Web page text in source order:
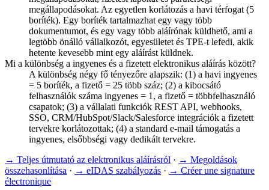
megállapodásokat. Az egyetlen korlátozás a havi térfogat (5
boríték). Egy boríték tartalmazhat egy vagy több
dokumentumot, és egy vagy több aláírónak küldhető, ami a
legtöbb önálló vállalkozót, egyesületet és TPE-t lefedi, akik
hetente kevesebb mint egy aláírást küldnek.
Mi a különbség a ingyenes és a fizetett elektronikus aláírás között?
A különbség négy fő tényezőre alapszik: (1) a havi ingyenes
= 5 boríték, a fizető = 25 több száz; (2) a kibocsátó
felhasználók száma ingyenes = 1, a fizető = többfelhasználó
csapatok; (3) a vállalati funkciók REST API, webhooks,
SSO, CRM/HubSpot/Slack/Salesforce integrációk a fizetett
tervekre korlátozottak; (4) a standard e-mail támogatás a
ingyenes, elsőbbségi vagy dedikált tervekre.
→ Teljes útmutató az elektronikus aláírásról · → Megoldások
összehasonlítása · → eIDAS szabályozás · → Créer une signature
électronique